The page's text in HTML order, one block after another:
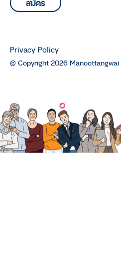
© Copyright 2026 Manoottangwai
Privacy Policy